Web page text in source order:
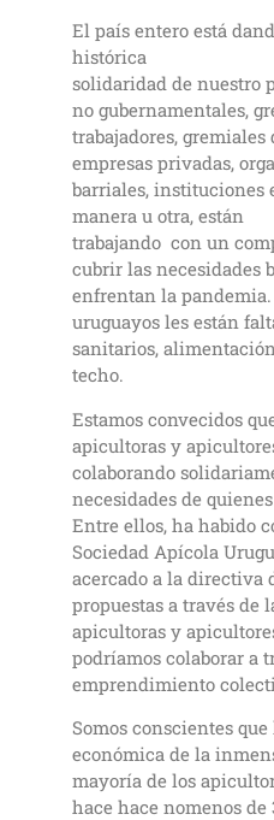
El país entero está
histórica
solidaridad de nuestro
no gubernamentales,
trabajadores, gremiales
empresas privadas,
barriales, instituciones
manera u otra, están
trabajando con un
cubrir las necesidades
enfrentan la
uruguayos les están
sanitarios,
techo.
Estamos convecidos
apicultoras y
colaborando
necesidades de
Entre ellos, ha habido
Sociedad Apícola
acercado a la directiva
propuestas a través de
apicultoras y
podríamos colaborar a
emprendimiento
Somos conscientes
económica de la
mayoría de los
hace hace nomenos de